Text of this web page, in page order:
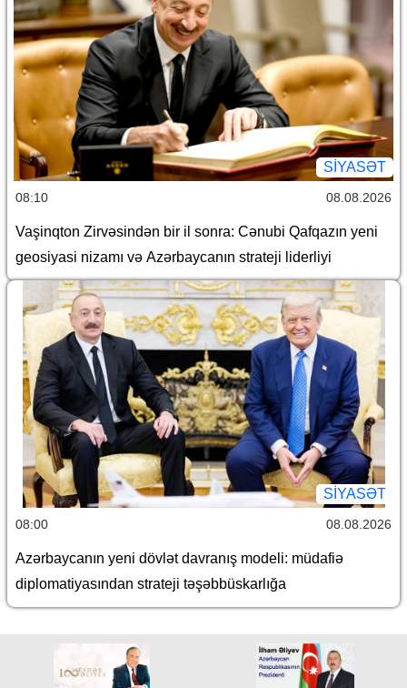
SİYASƏT
08:10 08.08.2026
Vaşinqton Zirvəsindən bir il sonra: Cənubi Qafqazın yeni
geosiyasi nizamı və Azərbaycanın strateji liderliyi
SİYASƏT
08:00 08.08.2026
Azərbaycanın yeni dövlət davranış modeli: müdafiə
diplomatiyasından strateji təşəbbüskarlığa